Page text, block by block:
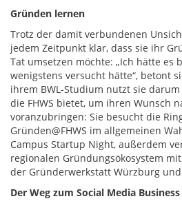
Gründen lernen
Trotz der damit verbundenen
jedem Zeitpunkt klar, dass sie ihr
Tat umsetzen möchte: „Ich hätte es
wenigstens versucht hätte“, betont
ihrem BWL-Studium nutzt sie
die FHWS bietet, um ihren Wunsch
voranzubringen: Sie besucht die
Gründen@FHWS im allgemeinen
Campus Startup Night, außerdem
regionalen Gründungsökosystem
der Gründerwerkstatt Würzburg und
Der Weg zum Social Media Business